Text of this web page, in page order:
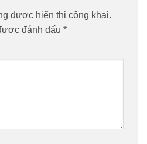
được hiển thị công khai.
đánh dấu *